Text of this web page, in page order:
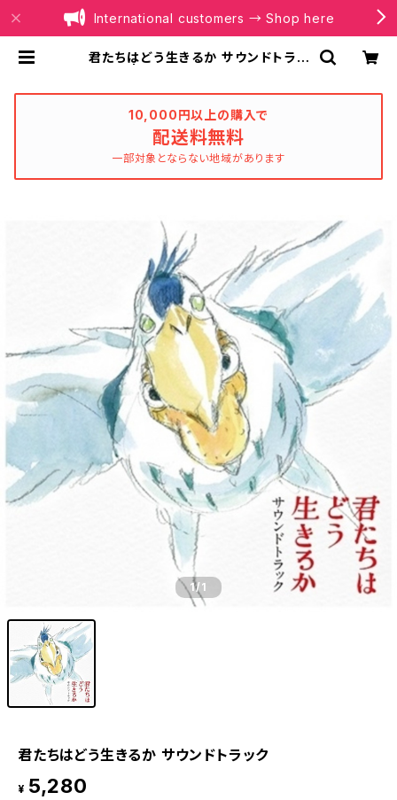
International customers → Shop here
君たちはどう生きるか サウンドトラッ
10,000円以上の購入で
配送料無料
一部対象とならない地域があります
1/1
君たちはどう生きるか サウンドトラック
¥ 5,280